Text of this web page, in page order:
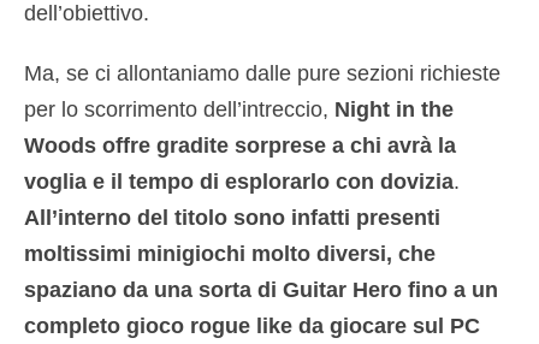
dell’obiettivo.
Ma, se ci allontaniamo dalle pure sezioni richieste
per lo scorrimento dell’intreccio, Night in the
Woods offre gradite sorprese a chi avrà la
voglia e il tempo di esplorarlo con dovizia.
All’interno del titolo sono infatti presenti
moltissimi minigiochi molto diversi, che
spaziano da una sorta di Guitar Hero fino a un
completo gioco rogue like da giocare sul PC